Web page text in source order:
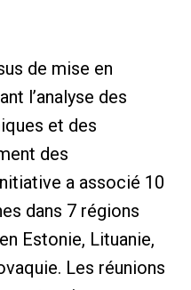
de mise en
l’analyse des
et des
des
a associé 10
dans 7 régions
Estonie, Lituanie,
Les réunions